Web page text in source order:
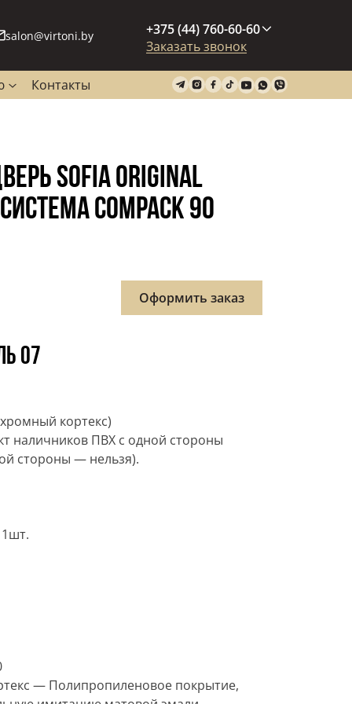
salon@virtoni.by
+375 (44) 760-60-60
Заказать звонок
Контакты
SOFIA ORIGINAL
COMPACK 90
Оформить заказ
07
кортекс)
наличников ПВХ с одной стороны
стороны — нельзя).
— Полипропиленовое покрытие,